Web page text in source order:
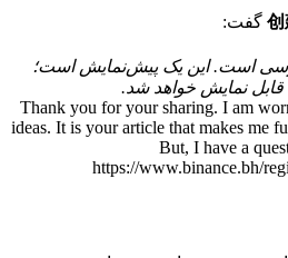
创 گفت:
است. این یک پیش‌نمایش است؛
قابل نمایش خواهد شد.
Thank you for your sharing. I am
ideas. It is your article that makes me
But, I have a
https://www.binance.bh/